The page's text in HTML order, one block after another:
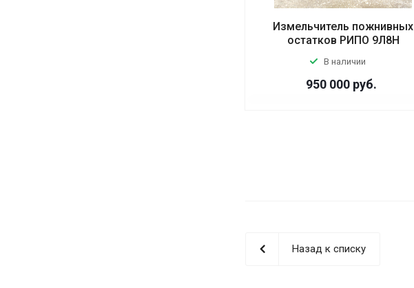
Измельчитель пожнивных
остатков РИПО 9Л8Н
В наличии
950 000 руб.
Назад к списку